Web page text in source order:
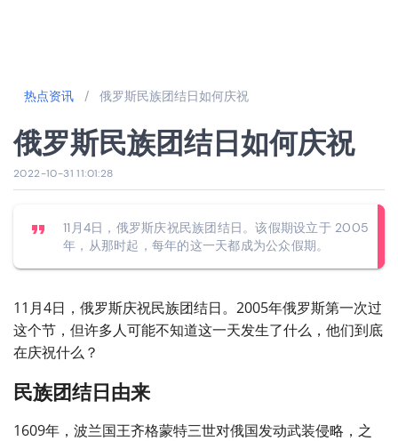
热点资讯 / 俄罗斯民族团结日如何庆祝
俄罗斯民族团结日如何庆祝
2022-10-31 11:01:28
11月4日，俄罗斯庆祝民族团结日。该假期设立于 2005
年，从那时起，每年的这一天都成为公众假期。
11月4日，俄罗斯庆祝民族团结日。2005年俄罗斯第一次过
这个节，但许多人可能不知道这一天发生了什么，他们到底
在庆祝什么？
民族团结日由来
1609年，波兰国王齐格蒙特三世对俄国发动武装侵略，之